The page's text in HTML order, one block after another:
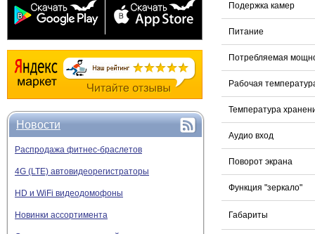
Новости
Распродажа фитнес-браслетов
4G (LTE) автовидеорегистраторы
HD и WiFi видеодомофоны
Новинки ассортимента
Подержка камер
Питание
Потребляемая
Рабочая
Температура
Аудио вход
Поворот экрана
Функция "зеркало"
Габариты